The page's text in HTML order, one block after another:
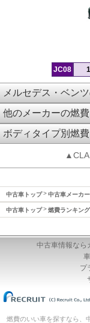
JC08
メルセデス・ベン
他のメーカーの燃
ボディタイプ別燃
▲CLA
中古車トップ 中古車メーカ
中古車トップ 燃費ランキング
中古車情報なら
プ
燃費のいい車を探すなら、